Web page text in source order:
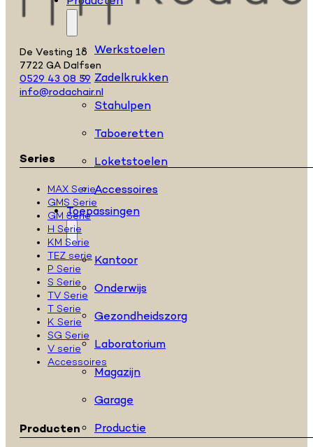
Werkstoelen
Zadelkrukken
Stahulpen
Taboeretten
Loketstoelen
Accessoires
Toepassingen
Kantoor
Onderwijs
Gezondheidszorg
Laboratorium
Magazijn
Garage
Productie
De Vesting 16
7722 GA Dalfsen
0529 43 08 59
info@rodachair.nl
Series
MAX Serie
GMS Serie
GM Serie
H Serie
KM Serie
TEZ serie
P Serie
S Serie
TV Serie
T Serie
K Serie
SG Serie
V serie
Accessoires
Producten